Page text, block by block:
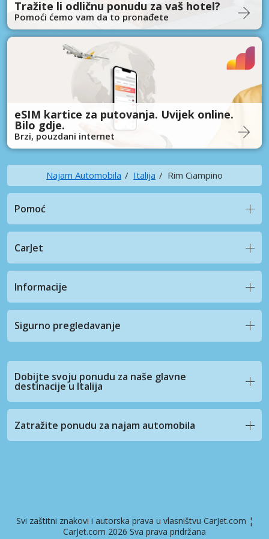
Tražite li odličnu ponudu za vaš hotel?
Pomoći ćemo vam da to pronađete
eSIM kartice za putovanja. Uvijek online.
Bilo gdje.
Brzi, pouzdani internet
Najam Automobila Italija Rim Ciampino
Pomoć
CarJet
Informacije
Sigurno pregledavanje
Dobijte svoju ponudu za naše glavne
destinacije u Italija
Zatražite ponudu za najam automobila
Svi zaštitni znakovi i autorska prava u vlasništvu CarJet.com ¦
CarJet.com 2026 Sva prava pridržana